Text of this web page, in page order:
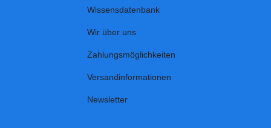
Wissensdatenbank
Wir über uns
Zahlungsmöglichkeiten
Versandinformationen
Newsletter